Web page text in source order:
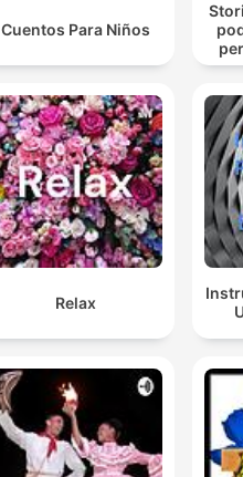
Cuentos Para Niños
Relax